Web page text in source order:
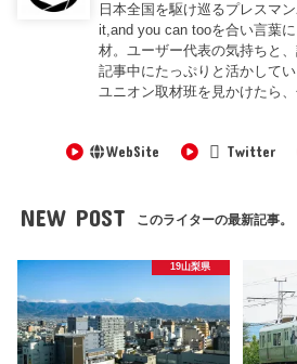
日本全国を駆け巡るプレスマ
it,and you can tooを合い言葉
材。ユーザー代表の気持ちと
記事中にたっぷりと活かして
ユニオン取材班を見かけたら
WebSite Twitter
NEW POST このライターの最新記事。
19山梨県